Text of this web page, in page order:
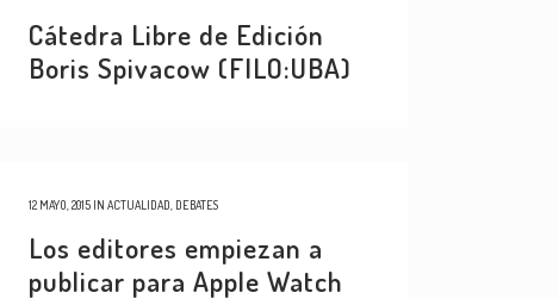
Cátedra Libre de Edición
Boris Spivacow (FILO:UBA)
12 MAYO, 2015 IN ACTUALIDAD DEBATES
Los editores empiezan a
publicar para Apple Watch